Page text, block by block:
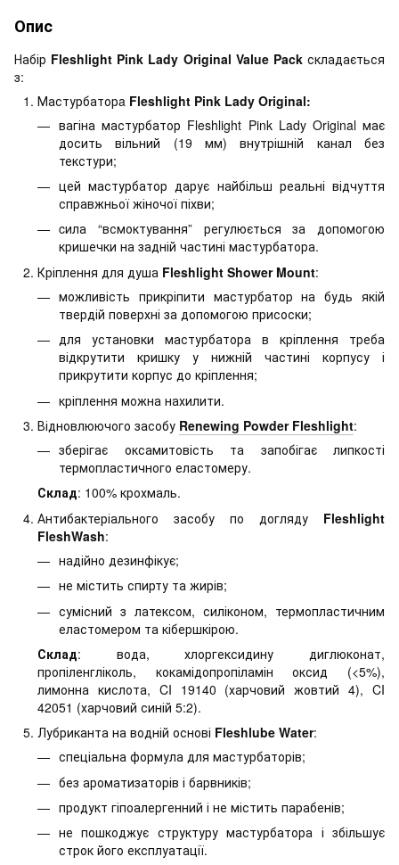
Опис
Набір Fleshlight Pink Lady Original Value Packскладається
з:
Мастурбаторa Fleshlight Pink Lady Original:
вагіна мастурбатор Fleshlight Pink Lady Original має
досить вільний (19 мм) внутрішній канал без
текстури;
цей мастурбатор дарує найбільш реальні відчуття
справжньої жіночої піхви;
cила “всмоктування” регулюється за допомогою
кришечки на задній частині мастурбатора.
Кріплення для душа Fleshlight Shower Mount:
можливість прикріпити мастурбатор на будь якій
твердій поверхні за допомогою присоски;
для установки мастурбатора в кріплення треба
відкрутити кришку у нижній частині корпусу і
прикрутити корпус до кріплення;
кріплення можна нахилити.
Відновлюючого засобу Renewing Powder Fleshlight:
зберігає оксамитовість та запобігає липкості
термопластичного еластомеру.
Склад: 100% крохмаль.
Антибактеріального засобу по догляду Fleshlight
FleshWash:
надійно дезинфікує;
не містить спирту та жирів;
сумісний з латексом, силіконом, термопластичним
еластомером та кібершкірою.
Склад: вода, хлоргексидину диглюконат,
пропіленгліколь, кокамідопропіламін оксид (<5%),
лимонна кислота, CI 19140 (харчовий жовтий 4), CI
42051 (харчовий синій 5:2).
Лубриканта на водній основі Fleshlube Water:
спеціальна формула для мастурбаторів;
без ароматизаторів і барвників;
продукт гіпоалергенний і не містить парабенів;
не пошкоджує структуру мастурбатора і збільшує
строк його експлуатації.